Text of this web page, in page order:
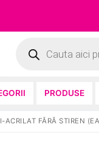
search
PRODUSE
FĂRĂ STIREN